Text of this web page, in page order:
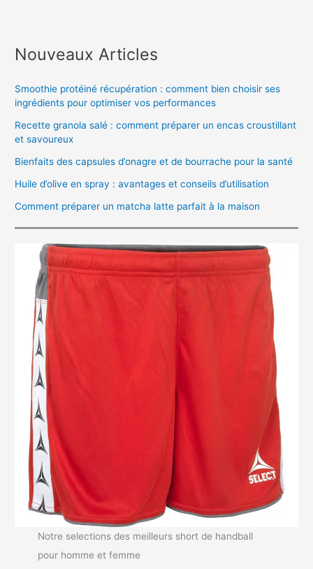
Nouveaux Articles
Smoothie protéiné récupération : comment bien choisir ses
ingrédients pour optimiser vos performances
Recette granola salé : comment préparer un encas croustillant
et savoureux
Bienfaits des capsules d’onagre et de bourrache pour la santé
Huile d’olive en spray : avantages et conseils d’utilisation
Comment préparer un matcha latte parfait à la maison
Notre selections des meilleurs short de handball
pour homme et femme